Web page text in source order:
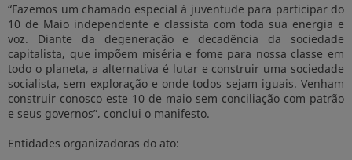
“Fazemos um chamado especial à juventude para participar do
10 de Maio independente e classista com toda sua energia e
voz. Diante da degeneração e decadência da sociedade
capitalista, que impõem miséria e fome para nossa classe em
todo o planeta, a alternativa é lutar e construir uma sociedade
socialista, sem exploração e onde todos sejam iguais. Venham
construir conosco este 10 de maio sem conciliação com patrão
e seus governos”, conclui o manifesto.
Entidades organizadoras do ato: